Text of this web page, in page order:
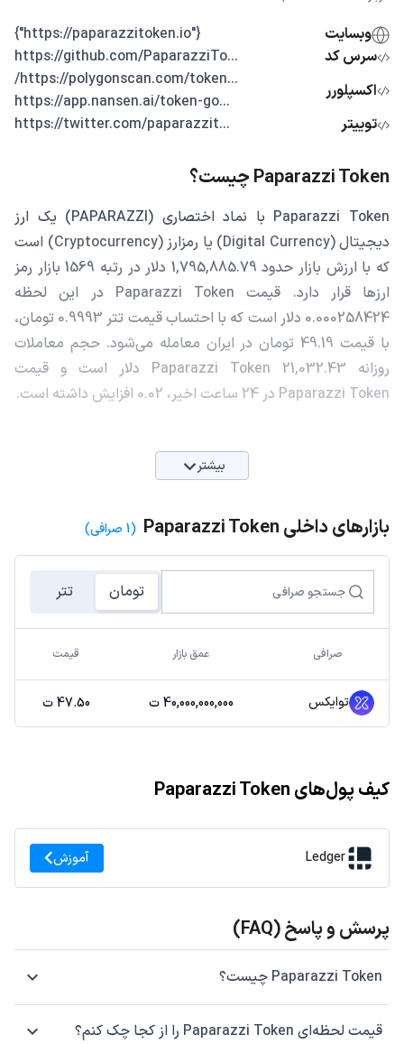
وبسایت
{"https://paparazzitoken.io"}
سرس کد
...https://github.com/PaparazziTo
اکسپلورر
...https://polygonscan.com/token/
...https://app.nansen.ai/token-go
توییتر
...https://twitter.com/paparazzit
Paparazzi Token چیست؟
Paparazzi Token با نماد اختصاری (PAPARAZZI) یک ارز
دیجیتال (Digital Currency) یا رمزارز (Cryptocurrency) است
که با ارزش بازار حدود 1,795,885.79 دلار در رتبه 1569 بازار رمز
ارزها قرار دارد. قیمت Paparazzi Token در این لحظه
0.000258424 دلار است که با احتساب قیمت تتر 0.9993 تومان،
با قیمت 49.19 تومان در ایران معامله می‌شود. حجم معاملات
روزانه Paparazzi Token 21,032.43 دلار است و قیمت
Paparazzi Token در 24 ساعت اخیر، 0.02 افزایش داشته است.
بیشتر
بازارهای داخلی Paparazzi Token (1 صرافی)
تومان تتر
صرافی عمق بازار قیمت
توایکس 40,000,000,000 ت 47.50 ت
کیف پول‌های Paparazzi Token
Ledger آموزش
پرسش و پاسخ (FAQ)
Paparazzi Token چیست؟
قیمت لحظه‌ای Paparazzi Token را از کجا چک کنم؟